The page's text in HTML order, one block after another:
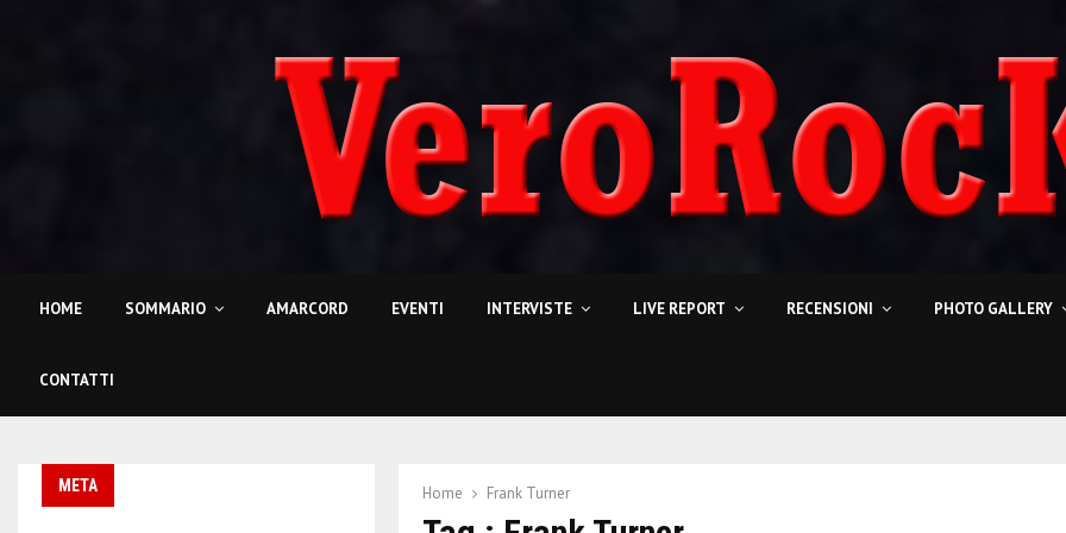
HOME SOMMARIO AMARCORD EVENTI INTERVISTE LIVE REPORT RECENSIONI PHOTO GALLERY
CONTATTI
Home Frank Turner
META